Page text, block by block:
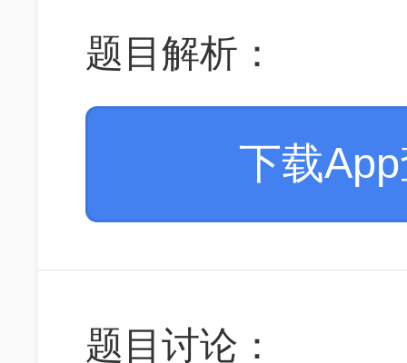
题目解析：
下载
题目讨论：